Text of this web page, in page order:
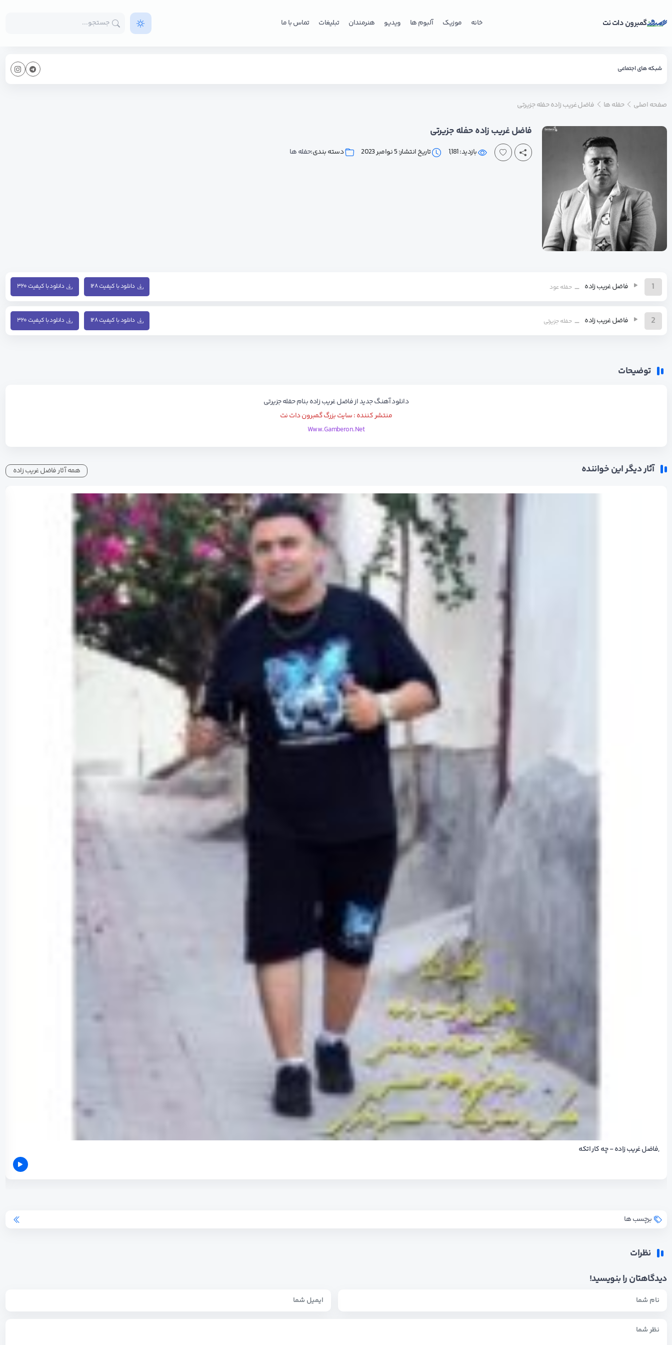
گمبرون دات نت خانه موزیک آلبوم ها ویدیو هنرمندان تبلیغات تماس با ما
شبکه های اجتماعی
صفحه اصلی حفله ها فاضل غریب زاده حفله جزیرتی
فاضل غریب زاده حفله جزیرتی
بازدید: 1,181 تاریخ انتشار: 5 نوامبر 2023 دسته بندی:حفله ها
1 فاضل غریب زاده حفله عود دانلود با کیفیت ۱۲۸ دانلود با کیفیت ۳۲۰
2 فاضل غریب زاده حفله جزیرتی دانلود با کیفیت ۱۲۸ دانلود با کیفیت ۳۲۰
توضیحات
دانلود آهنگ جدید ازفاضل غریب زادهبنامحفله جزیرتی
منتشر کننده : سایت بزرگ گمبرون دات نت
Www.Gamberon.Net
آثار دیگر این خواننده همه آثار فاضل غریب زاده
,فاضل غریب زاده - چه کار اتکه
برچسب ها
نظرات
دیدگاهتان را بنویسید!